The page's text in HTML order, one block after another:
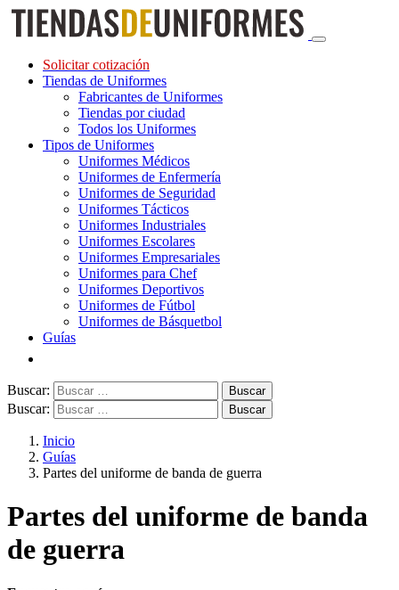
Solicitar cotización
Tiendas de Uniformes
Fabricantes de Uniformes
Tiendas por ciudad
Todos los Uniformes
Tipos de Uniformes
Uniformes Médicos
Uniformes de Enfermería
Uniformes de Seguridad
Uniformes Tácticos
Uniformes Industriales
Uniformes Escolares
Uniformes Empresariales
Uniformes para Chef
Uniformes Deportivos
Uniformes de Fútbol
Uniformes de Básquetbol
Guías
Buscar:
Buscar:
Inicio
Guías
Partes del uniforme de banda de guerra
Partes del uniforme de banda
de guerra